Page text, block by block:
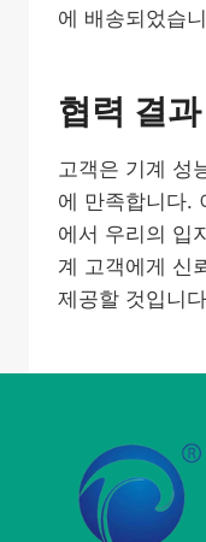
에 배송되었습
협력 결과
고객은 기계 성
에 만족합니다.
에서 우리의 입
계 고객에게 신
제공할 것입니